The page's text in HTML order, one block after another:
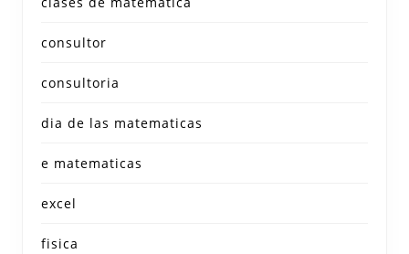
consultor
consultoria
dia de las matematicas
e matematicas
excel
fisica